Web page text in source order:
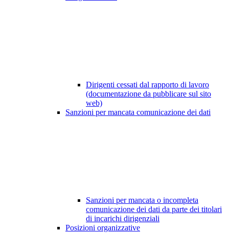
Dirigenti cessati dal rapporto di lavoro
(documentazione da pubblicare sul sito
web)
Sanzioni per mancata comunicazione dei dati
Sanzioni per mancata o incompleta
comunicazione dei dati da parte dei titolari
di incarichi dirigenziali
Posizioni organizzative